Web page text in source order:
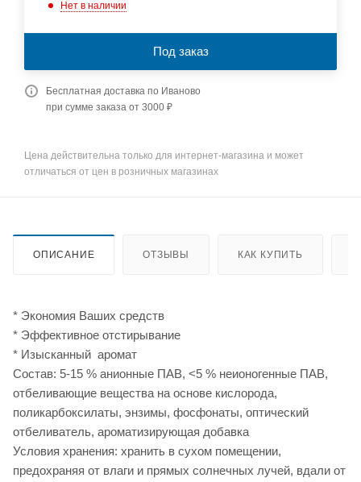
Нет в наличии
Под заказ
Бесплатная доставка по Иваново
при сумме заказа от 3000 ₽
Цена действительна только для интернет-магазина и может
отличаться от цен в розничных магазинах
ОПИСАНИЕ ОТЗЫВЫ КАК КУПИТЬ
* Экономия Ваших средств
* Эффективное отстирывание
* Изысканный аромат
Состав: 5-15 % анионные ПАВ, <5 % неионогенные ПАВ,
отбеливающие вещества на основе кислорода,
поликарбоксилаты, энзимы, фосфонаты, оптический
отбеливатель, ароматизирующая добавка
Условия хранения: хранить в сухом помещении,
предохраняя от влаги и прямых солнечных лучей, вдали от